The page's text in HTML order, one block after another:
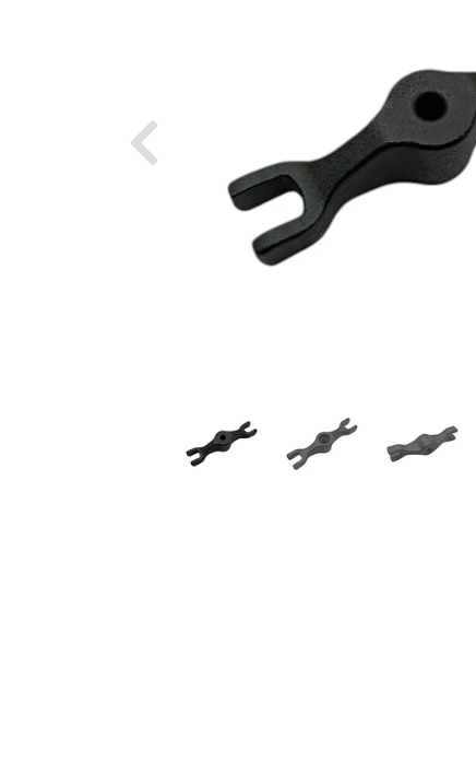
Previous